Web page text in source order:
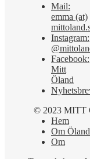
Mail:
emma (at)
Instagram:
Facebook:
Mitt
Öland
© 2023 MITT
Hem
Om Öland
Om